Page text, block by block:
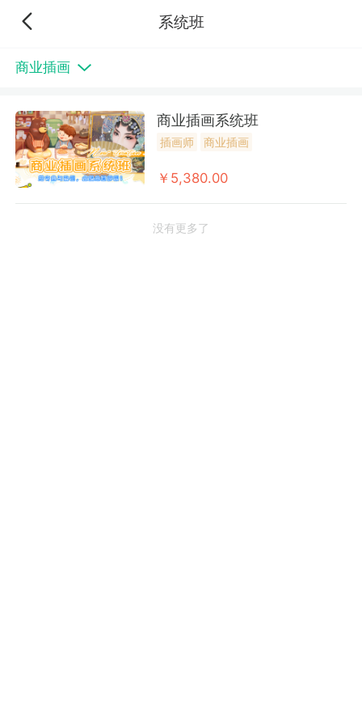
系统班
商业插画
商业插画系统班
插画师 商业插画
￥5,380.00
没有更多了